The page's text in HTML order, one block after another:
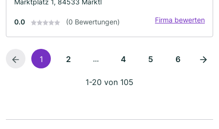
Marktplatz 1, 84533 Marktl
0.0 (0 Bewertungen) Firma bewerten
1 2 ... 4 5 6
1-20 von 105